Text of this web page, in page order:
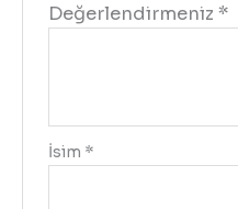
Değerlendirmeniz *
İsim *